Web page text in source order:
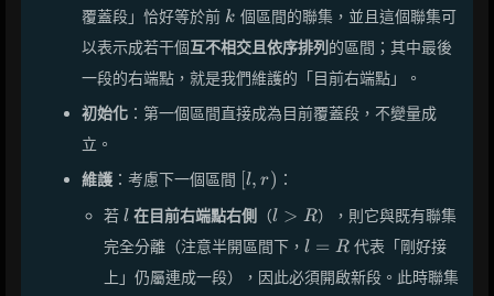
覆蓋段」恰好等於前 k
k 個區間的聯集，並且這個聯集可
以表示成若干個互不相交且依序排列 的區間；其中最後
一段的右端點，就是我們維護的「目前右端點」。
初始化 ：第一個區間直接成為目前覆蓋段，不變量成
立。
維護 ：考慮下一個區間 [l,r)
l, r) ：
若 l
l 在目前右端點右側 （l
R
l > R），則它與既有聯集
完全分離（注意半開區間下， l=R
l = R代表「剛好接
上」仍屬連成一段），因此必須開啟新段。此時聯集